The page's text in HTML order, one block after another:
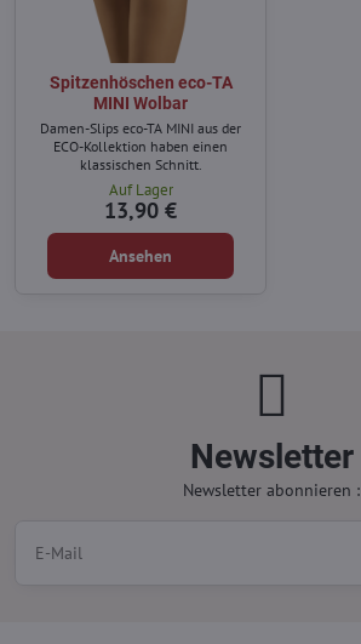
Spitzenhöschen eco-TA
MINI Wolbar
Damen-Slips eco-TA MINI aus der
ECO-Kollektion haben einen
klassischen Schnitt.
Auf Lager
13,90 €
Ansehen
Newsletter
Newsletter abonnieren :